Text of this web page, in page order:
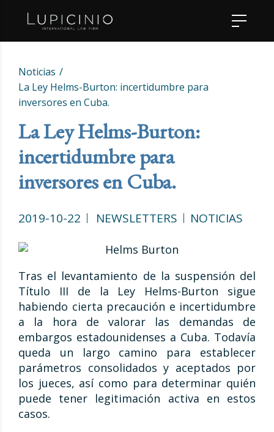
Noticias
La Ley Helms-Burton: incertidumbre para
inversores en Cuba.
La Ley Helms-Burton:
incertidumbre para
inversores en Cuba.
2019-10-22 NEWSLETTERS NOTICIAS
Tras el levantamiento de la suspensión del
Título III de la Ley Helms-Burton sigue
habiendo cierta precaución e incertidumbre
a la hora de valorar las demandas de
embargos estadounidenses a Cuba. Todavía
queda un largo camino para establecer
parámetros consolidados y aceptados por
los jueces, así como para determinar quién
puede tener legitimación activa en estos
casos.